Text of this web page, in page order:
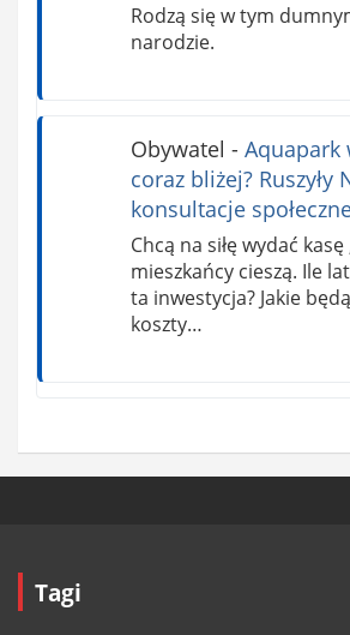
Rodzą się w tym
narodzie.
Obywatel - Aquapark
coraz bliżej? Ruszyły
konsultacje
Chcą na siłę wydać
mieszkańcy cieszą. Ile
ta inwestycja? Jakie
koszty…
Tagi